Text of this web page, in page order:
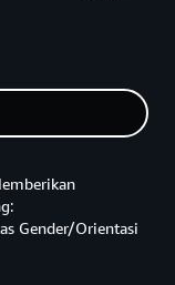
Gender/Orientasi